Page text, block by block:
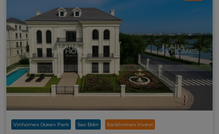
Vinhomes Ocean Park Sao Biển Karahomes Invest